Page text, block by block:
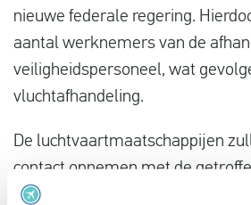
nieuwe federale regering.
aantal werknemers van de
veiligheidspersoneel, wat
vluchtafhandeling.
De luchtvaartmaatschappijen
contact opnemen met de
wordt gevraagd om niet naar de